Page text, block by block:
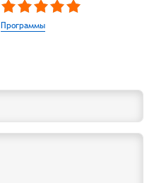
Программы